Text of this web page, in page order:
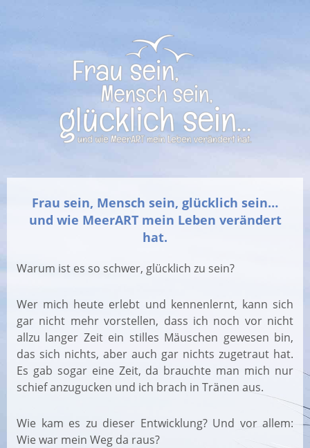
Frau sein, Mensch sein, glücklich sein…
und wie MeerART mein Leben verändert
hat.
Warum ist es so schwer, glücklich zu sein?
Wer mich heute erlebt und kennenlernt, kann sich
gar nicht mehr vorstellen, dass ich noch vor nicht
allzu langer Zeit ein stilles Mäuschen gewesen bin,
das sich nichts, aber auch gar nichts zugetraut hat.
Es gab sogar eine Zeit, da brauchte man mich nur
schief anzugucken und ich brach in Tränen aus.
Wie kam es zu dieser Entwicklung? Und vor allem:
Wie war mein Weg da raus?